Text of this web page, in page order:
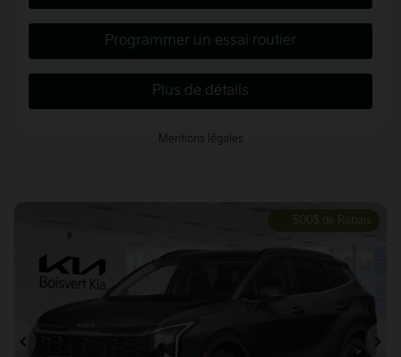
Programmer un essai routier
Plus de détails
Mentions légales
500$ de Rabais